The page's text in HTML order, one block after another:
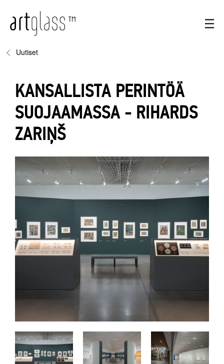
Uutiset
KANSALLISTA PERINTÖÄ
SUOJAAMASSA - RIHARDS
ZARIŅŠ